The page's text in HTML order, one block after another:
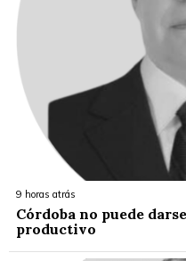
9 horas atrás
Córdoba no puede
productivo